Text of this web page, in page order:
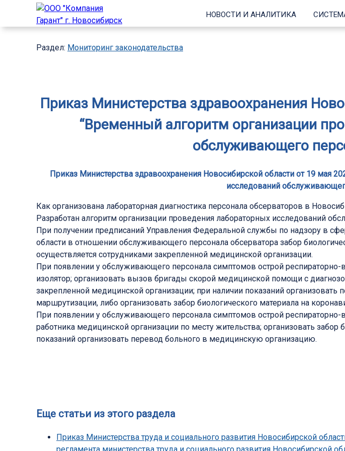
НОВОСТИ И АНАЛИТИКА
Раздел: Мониторинг законодательства
Приказ Министерства здравоохранения
“Временный алгоритм организации
обслуживающего
Приказ Министерства здравоохранения Новосибирской области от 19 мая
исследований
Как организована лабораторная диагностика персонала обсерваторов в
Разработан алгоритм организации проведения лабораторных исследований
При получении предписаний Управления Федеральной службы по надзору в
области в отношении обслуживающего персонала обсерватора забор
осуществляется сотрудниками закрепленной медицинской организации.
При появлении у обслуживающего персонала симптомов острой
изолятор; организовать вызов бригады скорой медицинской помощи с
закрепленной медицинской организации; при наличии показаний
маршрутизации, либо организовать забор биологического материала на
При появлении у обслуживающего персонала симптомов острой
работника медицинской организации по месту жительства; организовать
показаний организовать перевод больного в медицинскую организацию.
Еще статьи из этого раздела
Приказ Министерства труда и социального развития Новосибирской